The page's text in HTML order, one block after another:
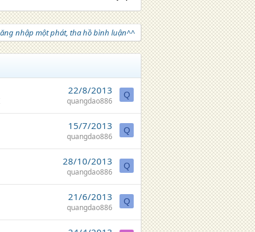
nhập một phát, tha hồ bình luận^^
22/8/2013
quangdao886
Q
15/7/2013
quangdao886
Q
28/10/2013
quangdao886
Q
21/6/2013
quangdao886
Q